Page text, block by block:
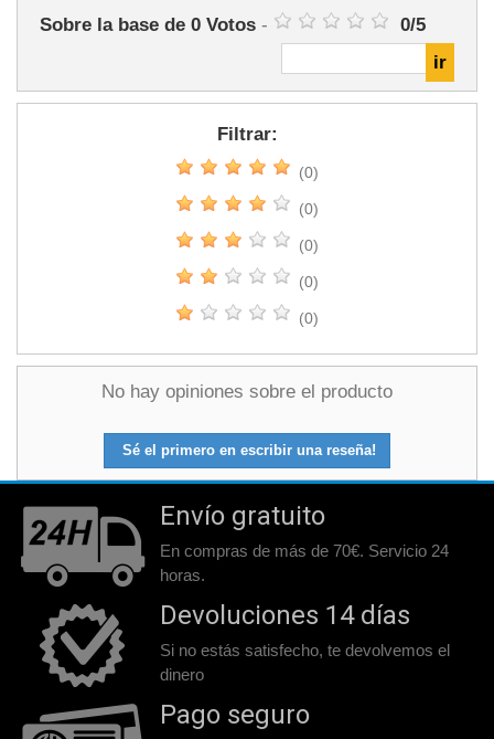
Sobre la base de 0 Votos - 0/5
Filtrar:
(0)
(0)
(0)
(0)
(0)
No hay opiniones sobre el producto
Sé el primero en escribir una reseña!
Envío gratuito
En compras de más de 70€. Servicio 24
horas.
Devoluciones 14 días
Si no estás satisfecho, te devolvemos el
dinero
Pago seguro